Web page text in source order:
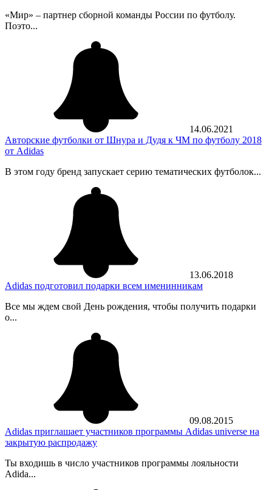
«Мир» – партнер сборной команды России по футболу.
Поэто...
14.06.2021
Авторские футболки от Шнура и Дудя к ЧМ по футболу 2018
от Adidas
В этом году бренд запускает серию тематических футболок...
13.06.2018
Adidas подготовил подарки всем именинникам
Все мы ждем свой День рождения, чтобы получить подарки
о...
09.08.2015
Adidas приглашает участников программы Adidas universe на
закрытую распродажу
Ты входишь в число участников программы лояльности
Adida...